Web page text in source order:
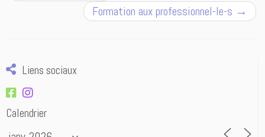
Formation aux professionnel-le-s →
Liens sociaux
Calendrier